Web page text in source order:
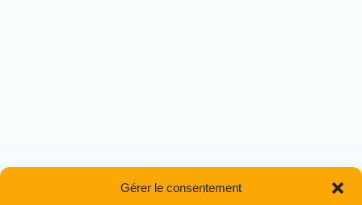
Gérer le consentement